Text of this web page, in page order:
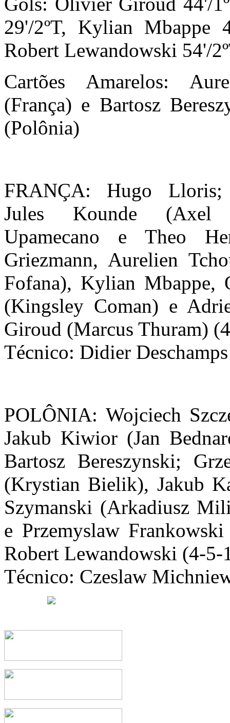
29'/2ºT, Kylian Mbappe
Robert Lewandowski 54'/
Cartões Amarelos:
(França) e Bartosz
(Polônia)
FRANÇA: Hugo Lloris;
Jules Kounde (Axel
Upamecano e Theo
Griezmann, Aurelien
Fofana), Kylian Mbappe,
(Kingsley Coman) e
Giroud (Marcus Thuram)
Técnico: Didier Deschamps
POLÔNIA: Wojciech
Jakub Kiwior (Jan
Bartosz Bereszynski;
(Krystian Bielik), Jakub
Szymanski (Arkadiusz
e Przemyslaw
Robert Lewandowski (4-5-
Técnico: Czeslaw